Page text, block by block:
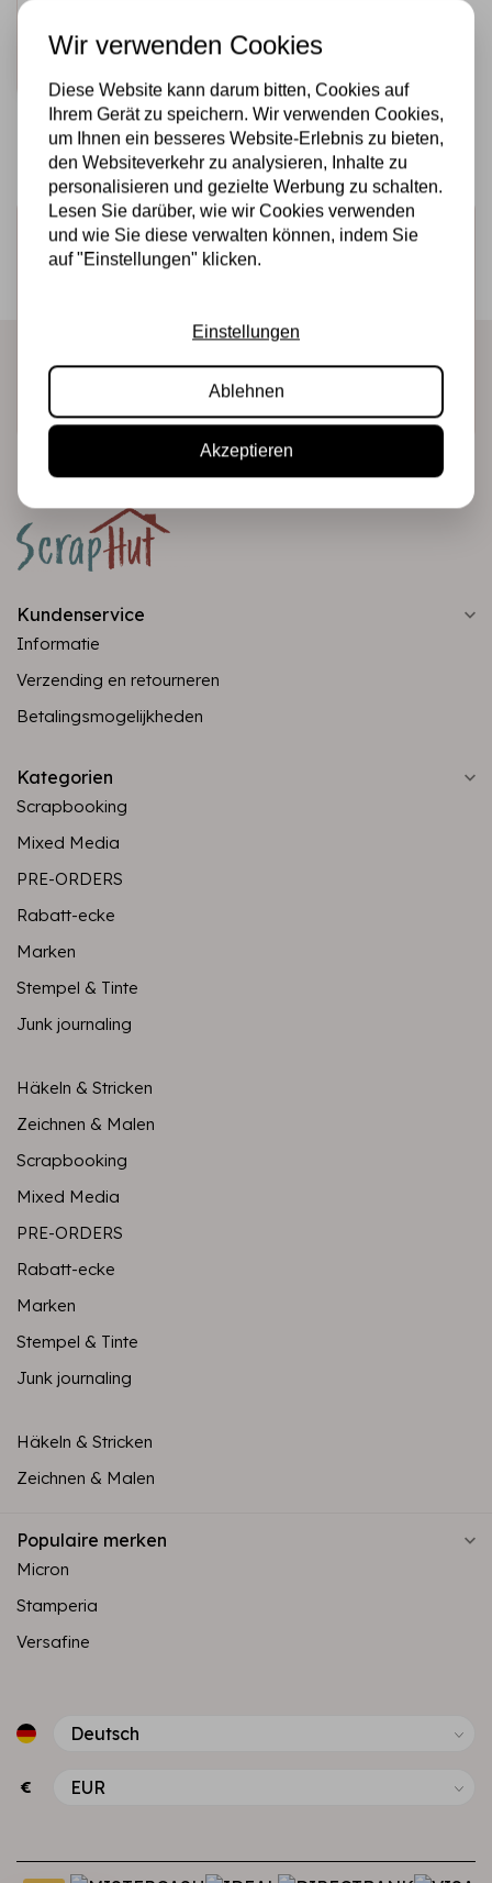
Melden Sie sich für den Newsletter an
Erhalten Sie als Erster unsere Aktionen und neuen
Kundenservice
Informatie
Verzending en retourneren
Betalingsmogelijkheden
Kategorien
Scrapbooking
Mixed Media
PRE-ORDERS
Rabatt-ecke
Marken
Stempel & Tinte
Junk journaling
Häkeln & Stricken
Zeichnen & Malen
Scrapbooking
Mixed Media
PRE-ORDERS
Rabatt-ecke
Marken
Stempel & Tinte
Junk journaling
Häkeln & Stricken
Zeichnen & Malen
Populaire merken
Micron
Stamperia
Versafine
€
Wir verwenden Cookies
Diese Website kann darum bitten, Cookies auf
Ihrem Gerät zu speichern. Wir verwenden Cookies,
um Ihnen ein besseres Website-Erlebnis zu bieten,
den Websiteverkehr zu analysieren, Inhalte zu
personalisieren und gezielte Werbung zu schalten.
Lesen Sie darüber, wie wir Cookies verwenden
und wie Sie diese verwalten können, indem Sie
auf "Einstellungen" klicken.
Einstellungen
Ablehnen
Akzeptieren